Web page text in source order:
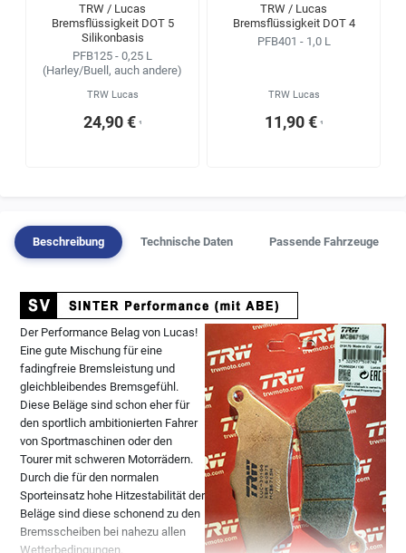
TRW / Lucas
Bremsflüssigkeit DOT 5
Silikonbasis
PFB125 - 0,25 L
(Harley/Buell, auch andere)
TRW Lucas
24,90 € ¹
TRW / Lucas
Bremsflüssigkeit DOT 4
PFB401 - 1,0 L
TRW Lucas
11,90 € ¹
Beschreibung Technische Daten Passende Fahrzeuge
Der Performance Belag von Lucas!
Eine gute Mischung für eine
fadingfreie Bremsleistung und
gleichbleibendes Bremsgefühl.
Diese Beläge sind schon eher für
den sportlich ambitionierten Fahrer
von Sportmaschinen oder den
Tourer mit schweren Motorrädern.
Durch die für den normalen
Sporteinsatz hohe Hitzestabilität der
Beläge sind diese schonend zu den
Bremsscheiben bei nahezu allen
Wetterbedingungen.